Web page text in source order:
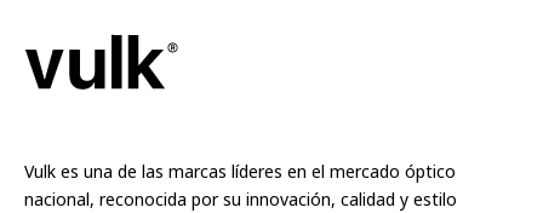
Vulk es una de las marcas líderes en el mercado óptico
nacional, reconocida por su innovación, calidad y estilo